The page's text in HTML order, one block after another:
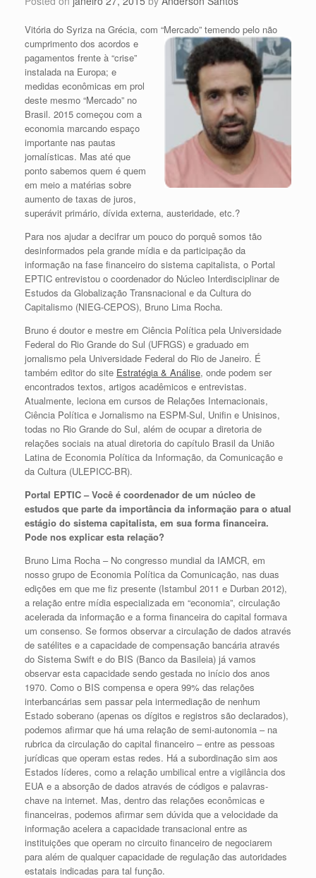
Vitória do Syriza na Grécia, com “Mercado” temendo pelo não
cumprimento dos acordos e
pagamentos frente à “crise”
instalada na Europa; e
medidas econômicas em prol
deste mesmo “Mercado” no
Brasil. 2015 começou com a
economia marcando espaço
importante nas pautas
jornalísticas. Mas até que
ponto sabemos quem é quem
em meio a matérias sobre
aumento de taxas de juros,
superávit primário, dívida externa, austeridade, etc.?
Para nos ajudar a decifrar um pouco do porquê somos tão
desinformados pela grande mídia e da participação da
informação na fase financeiro do sistema capitalista, o Portal
EPTIC entrevistou o coordenador do Núcleo Interdisciplinar de
Estudos da Globalização Transnacional e da Cultura do
Capitalismo (NIEG-CEPOS), Bruno Lima Rocha.
Bruno é doutor e mestre em Ciência Política pela Universidade
Federal do Rio Grande do Sul (UFRGS) e graduado em
jornalismo pela Universidade Federal do Rio de Janeiro. É
também editor do site Estratégia & Análise, onde podem ser
encontrados textos, artigos acadêmicos e entrevistas.
Atualmente, leciona em cursos de Relações Internacionais,
Ciência Política e Jornalismo na ESPM-Sul, Unifin e Unisinos,
todas no Rio Grande do Sul, além de ocupar a diretoria de
relações sociais na atual diretoria do capítulo Brasil da União
Latina de Economia Política da Informação, da Comunicação e
da Cultura (ULEPICC-BR).
Portal EPTIC – Você é coordenador de um núcleo de
estudos que parte da importância da informação para o atual
estágio do sistema capitalista, em sua forma financeira.
Pode nos explicar esta relação?
Bruno Lima Rocha – No congresso mundial da IAMCR, em
nosso grupo de Economia Política da Comunicação, nas duas
edições em que me fiz presente (Istambul 2011 e Durban 2012),
a relação entre mídia especializada em “economia”, circulação
acelerada da informação e a forma financeira do capital formava
um consenso. Se formos observar a circulação de dados através
de satélites e a capacidade de compensação bancária através
do Sistema Swift e do BIS (Banco da Basileia) já vamos
observar esta capacidade sendo gestada no início dos anos
1970. Como o BIS compensa e opera 99% das relações
interbancárias sem passar pela intermediação de nenhum
Estado soberano (apenas os dígitos e registros são declarados),
podemos afirmar que há uma relação de semi-autonomia – na
rubrica da circulação do capital financeiro – entre as pessoas
jurídicas que operam estas redes. Há a subordinação sim aos
Estados líderes, como a relação umbilical entre a vigilância dos
EUA e a absorção de dados através de códigos e palavras-
chave na internet. Mas, dentro das relações econômicas e
financeiras, podemos afirmar sem dúvida que a velocidade da
informação acelera a capacidade transacional entre as
instituições que operam no circuito financeiro de negociarem
para além de qualquer capacidade de regulação das autoridades
estatais indicadas para tal função.